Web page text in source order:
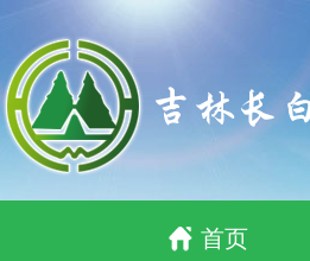
首页